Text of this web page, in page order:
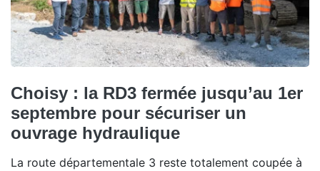
Choisy : la RD3 fermée jusqu’au 1er
septembre pour sécuriser un
ouvrage hydraulique
La route départementale 3 reste totalement coupée à